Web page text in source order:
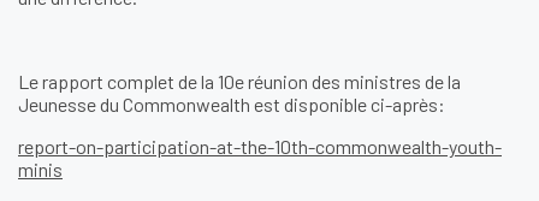
Le rapport complet de la 10e réunion des ministres de la
Jeunesse du Commonwealth est disponible ci-après:
report-on-participation-at-the-10th-commonwealth-youth-
minis